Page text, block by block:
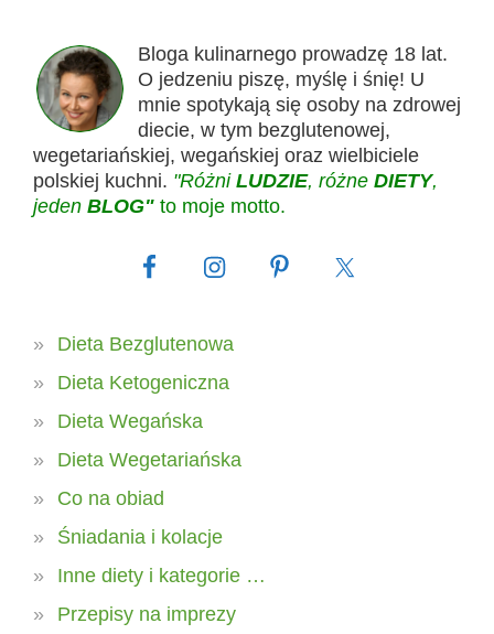
Bloga kulinarnego prowadzę 18 lat.
O jedzeniu piszę, myślę i śnię! U
mnie spotykają się osoby na zdrowej
diecie, w tym bezglutenowej,
wegetariańskiej, wegańskiej oraz wielbiciele
polskiej kuchni. "Różni LUDZIE, różne DIETY,
jeden BLOG" to moje motto.
Dieta Bezglutenowa
Dieta Ketogeniczna
Dieta Wegańska
Dieta Wegetariańska
Co na obiad
Śniadania i kolacje
Inne diety i kategorie …
Przepisy na imprezy